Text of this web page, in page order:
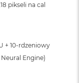
pikseli na cal
+ 10-rdzeniowy
Engine)